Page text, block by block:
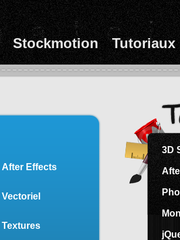
Stockmotion Tutoriaux
After Effects
Vectoriel
Textures
3D